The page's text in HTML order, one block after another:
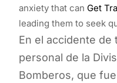
anxiety that can Get
leading them to seek
En el accidente de
personal de la
Bomberos, que